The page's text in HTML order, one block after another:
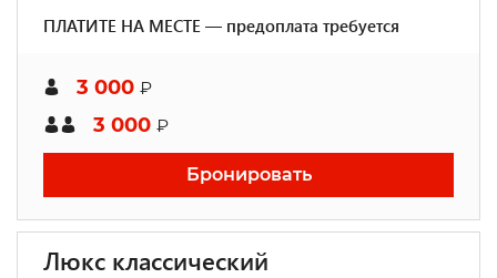
ПЛАТИТЕ НА МЕСТЕ — предоплата требуется
3 000 ₽
3 000 ₽
Бронировать
Люкс классический